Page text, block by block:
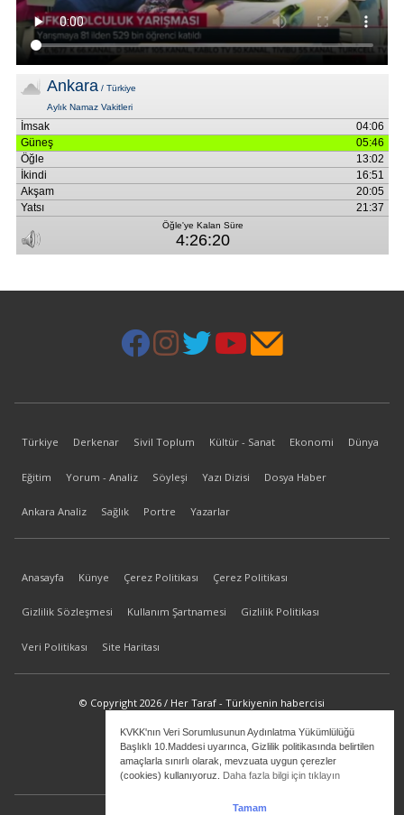
KVKK'nın Veri Sorumlusunun Aydınlatma Yükümlülüğü
Başlıklı 10.Maddesi uyarınca, Gizlilik politikasında belirtilen
amaçlarla sınırlı olarak, mevzuata uygun çerezler
(cookies) kullanıyoruz. Daha fazla bilgi için tıklayın
Tamam
Türkiye Derkenar Sivil Toplum Kültür - Sanat Ekonomi Dünya
Eğitim Yorum - Analiz Söyleşi Yazı Dizisi Dosya Haber
Ankara Analiz Sağlık Portre Yazarlar
Anasayfa Künye Çerez Politikası Çerez Politikası
Gizlilik Sözleşmesi Kullanım Şartnamesi Gizlilik Politikası
Veri Politikası Site Haritası
© Copyright 2026 / Her Taraf - Türkiyenin habercisi
bilgi@hertaraf.com